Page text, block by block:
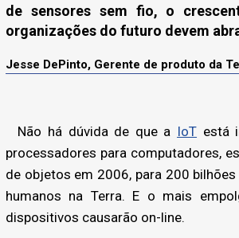
de sensores sem fio, o
organizações do futuro devem
Jesse DePinto, Gerente de produto da
Não há dúvida de que a IoT está
processadores para computadores,
de objetos em 2006, para 200
humanos na Terra. E o mais
dispositivos causarão on-line.